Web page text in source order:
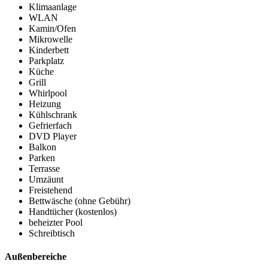
Klimaanlage
WLAN
Kamin/Ofen
Mikrowelle
Kinderbett
Parkplatz
Küche
Grill
Whirlpool
Heizung
Kühlschrank
Gefrierfach
DVD Player
Balkon
Parken
Terrasse
Umzäunt
Freistehend
Bettwäsche (ohne Gebühr)
Handtücher (kostenlos)
beheizter Pool
Schreibtisch
Außenbereiche